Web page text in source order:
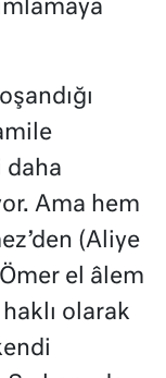
daha
Ama hem
(Aliye
el âlem
olarak